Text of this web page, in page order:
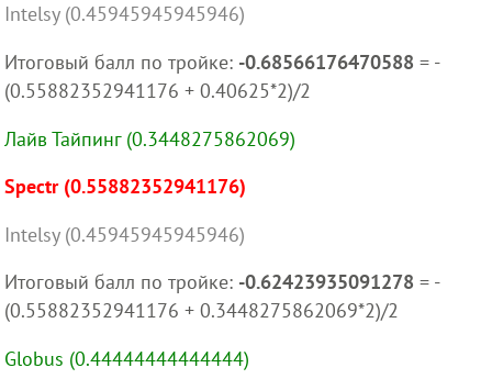
Intelsy (0.45945945945946)
Итоговый балл по тройке: -0.68566176470588 = -
(0.55882352941176 + 0.40625*2)/2
Лайв Тайпинг (0.3448275862069)
Spectr (0.55882352941176)
Intelsy (0.45945945945946)
Итоговый балл по тройке: -0.62423935091278 = -
(0.55882352941176 + 0.3448275862069*2)/2
Globus (0.44444444444444)